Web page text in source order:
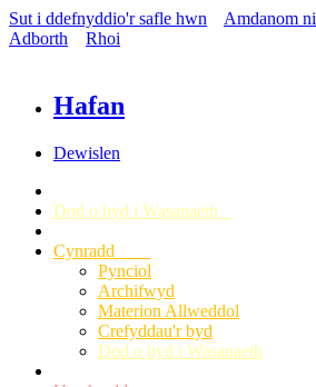
Sut i ddefnyddio'r safle hwn Amdanom ni
Adborth
Rhoi
Hafan
Dewislen
Dod o hyd i Wasanaeth
Cynradd
Pynciol
Archifwyd
Materion Allweddol
Crefyddau'r byd
Dod o hyd i Wasanaeth